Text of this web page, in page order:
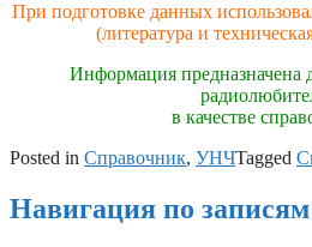
При подготовке данных
(литература и
Информация предназначена
в качестве
Posted in Справочник, УНЧTagged
Навигация по записям